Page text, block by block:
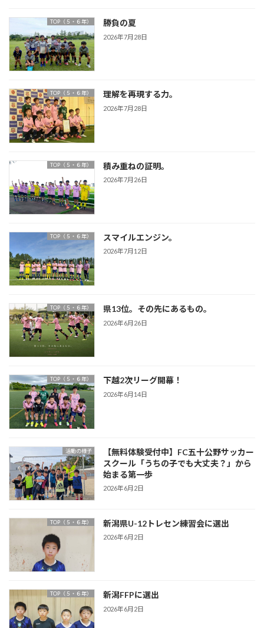
TOP（５・６年） 勝負の夏
2026年7月28日
TOP（５・６年） 理解を再現する力。
2026年7月28日
TOP（５・６年） 積み重ねの証明。
2026年7月26日
TOP（５・６年） スマイルエンジン。
2026年7月12日
TOP（５・６年） 県13位。その先にあるもの。
2026年6月26日
TOP（５・６年） 下越2次リーグ開幕！
2026年6月14日
活動の様子
【無料体験受付中】FC五十公野サッカー
スクール「うちの子でも大丈夫？」から
始まる第一歩
2026年6月2日
TOP（５・６年） 新潟県U-12トレセン練習会に選出
2026年6月2日
TOP（５・６年） 新潟FFPに選出
2026年6月2日